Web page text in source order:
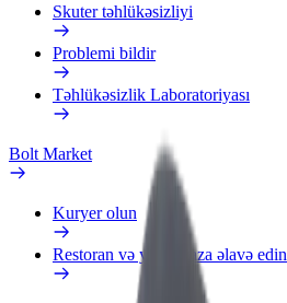
Skuter təhlükəsizliyi
Problemi bildir
Təhlükəsizlik Laboratoriyası
Bolt Market
Kuryer olun
Restoran və ya mağaza əlavə edin